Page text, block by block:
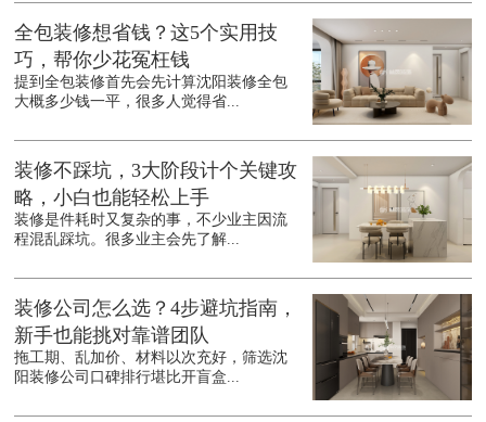
全包装修想省钱？这5个实用技
巧，帮你少花冤枉钱
提到全包装修首先会先计算沈阳装修全包
大概多少钱一平，很多人觉得省...
装修不踩坑，3大阶段计个关键攻
略，小白也能轻松上手
装修是件耗时又复杂的事，不少业主因流
程混乱踩坑。很多业主会先了解...
装修公司怎么选？4步避坑指南，
新手也能挑对靠谱团队
拖工期、乱加价、材料以次充好，筛选沈
阳装修公司口碑排行堪比开盲盒...